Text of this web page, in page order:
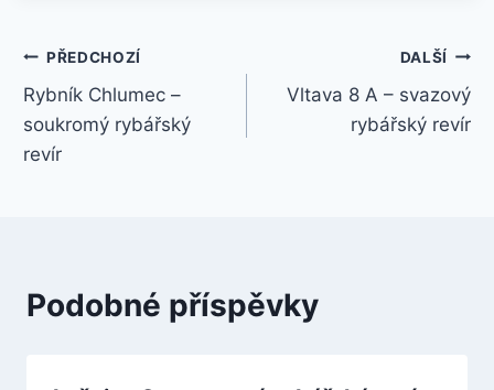
Navigace
pro
příspěvek
PŘEDCHOZÍ
Rybník Chlumec –
soukromý rybářský
revír
DALŠÍ
Vltava 8 A – svazový
rybářský revír
Podobné příspěvky